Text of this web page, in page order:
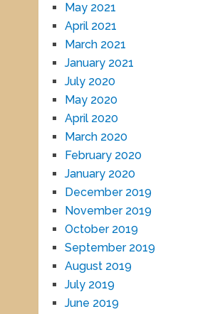
May 2021
April 2021
March 2021
January 2021
July 2020
May 2020
April 2020
March 2020
February 2020
January 2020
December 2019
November 2019
October 2019
September 2019
August 2019
July 2019
June 2019